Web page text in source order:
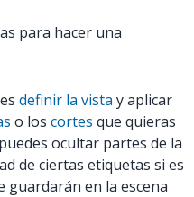
para hacer una
definir la vista y aplicar
o los cortes que quieras
ocultar partes de la
de ciertas etiquetas si es
guardarán en la escena